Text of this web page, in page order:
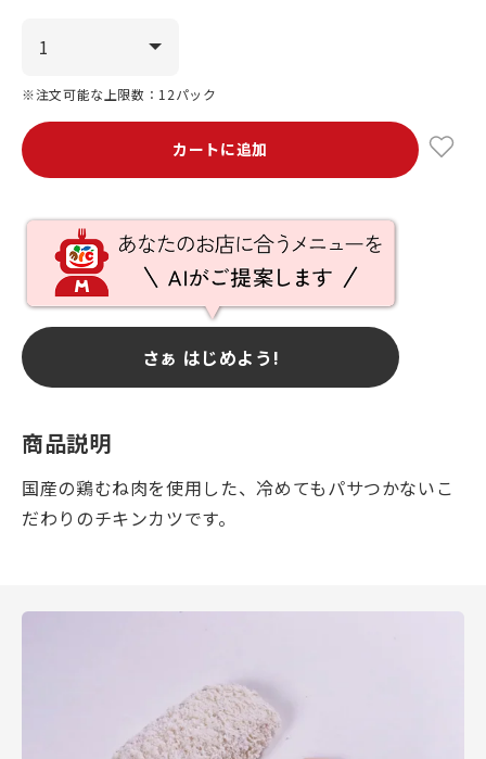
※注文可能な上限数：12パック
カートに追加
さぁ はじめよう!
商品説明
国産の鶏むね肉を使用した、冷めてもパサつかないこ
だわりのチキンカツです。